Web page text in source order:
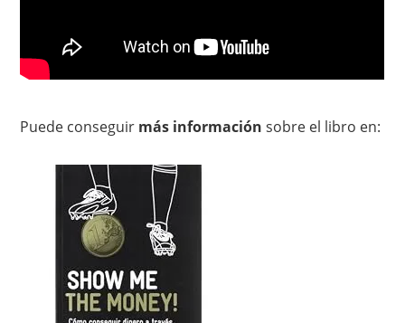
Puede conseguir más información sobre el libro en: